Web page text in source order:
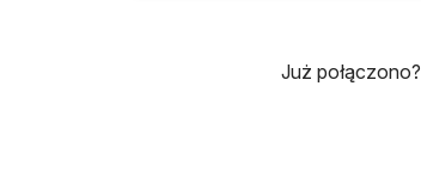
Już połączono?